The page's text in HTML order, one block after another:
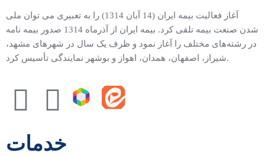
آغاز فعالیت بیمه ایران (14 آبان 1314) را به تعبیری می توان ملی
شدن صنعت بیمه تلقی کرد. بیمه ایران از آذرماه 1314 صدور بیمه نامه
در رشته‌های مختلف را آغاز نمود و ظرف یک سال در شهرهای مشهد،
شیراز، اصفهان، همدان، اهواز و بوشهر نمایندگی تأسیس کرد.
خدمات